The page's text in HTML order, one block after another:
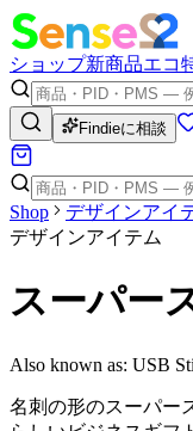
ショップ新商品エコ
Findieに相談
Shop デザインアイ
デザインアイテム
スーパー
Also known as: USB
名刺の形のスーパー